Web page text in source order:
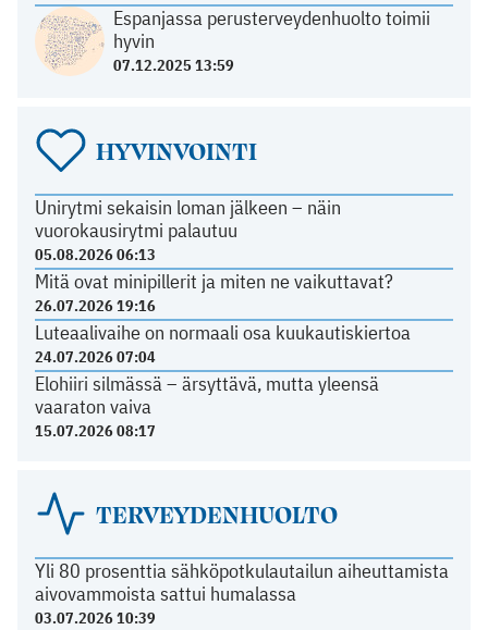
Espanjassa perusterveydenhuolto toimii
hyvin
07.12.2025 13:59
HYVINVOINTI
Unirytmi sekaisin loman jälkeen – näin
vuorokausirytmi palautuu
05.08.2026 06:13
Mitä ovat minipillerit ja miten ne vaikuttavat?
26.07.2026 19:16
Luteaalivaihe on normaali osa kuukautiskiertoa
24.07.2026 07:04
Elohiiri silmässä – ärsyttävä, mutta yleensä
vaaraton vaiva
15.07.2026 08:17
TERVEYDENHUOLTO
Yli 80 prosenttia sähköpotkulautailun aiheuttamista
aivovammoista sattui humalassa
03.07.2026 10:39